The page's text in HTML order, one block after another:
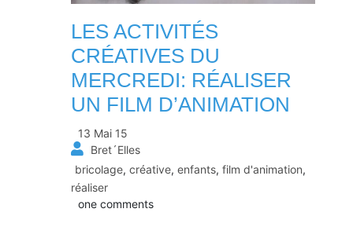
LES ACTIVITÉS
CRÉATIVES DU
MERCREDI: RÉALISER
UN FILM D’ANIMATION
13 Mai 15
Bret´Elles
bricolage, créative, enfants, film d'animation,
réaliser
one comments